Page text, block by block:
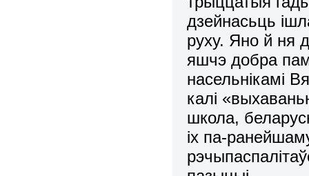
дзейнасьць
руху. Яно й ня
яшчэ добра
насельнікамі
калі
школа,
іх па-